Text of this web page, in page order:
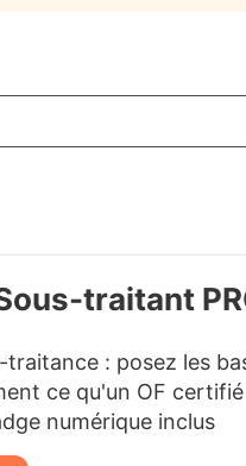
traitant
traitance : posez les
ce qu'un OF
numérique inclus